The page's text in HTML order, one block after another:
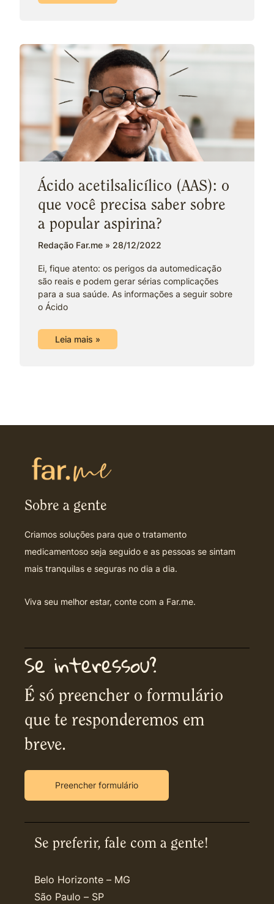
Ácido acetilsalicílico (AAS): o
que você precisa saber sobre
a popular aspirina?
Redação Far.me 28/12/2022
Ei, fique atento: os perigos da automedicação
são reais e podem gerar sérias complicações
para a sua saúde. As informações a seguir sobre
o Ácido
Leia mais »
Sobre a gente
Criamos soluções para que o tratamento
medicamentoso seja seguido e as pessoas se sintam
mais tranquilas e seguras no dia a dia.
Viva seu melhor estar, conte com a Far.me.
Se interessou?
É só preencher o formulário
que te responderemos em
breve.
Preencher formulário
Se preferir, fale com a gente!
Belo Horizonte – MG
São Paulo – SP